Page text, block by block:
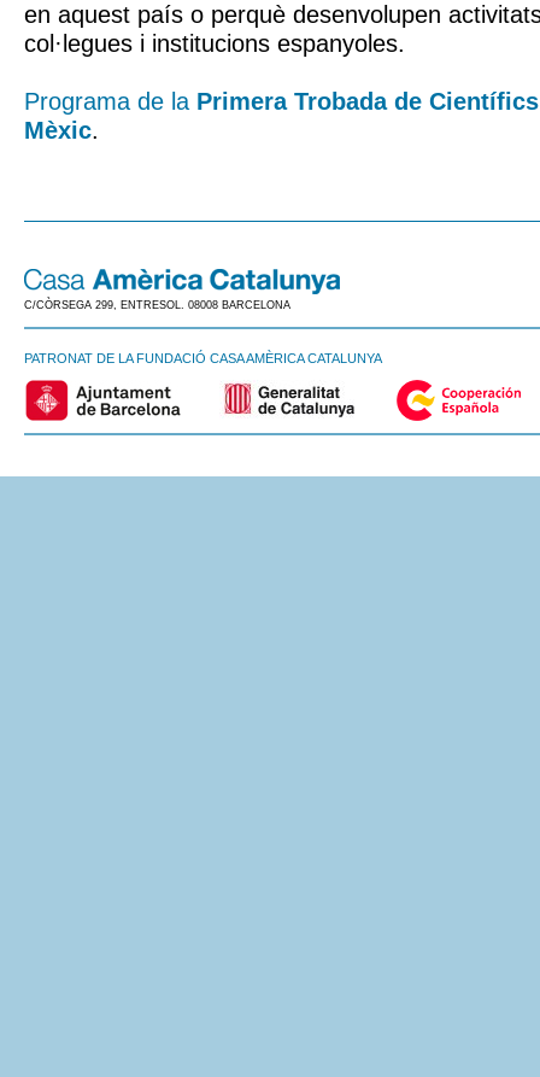
en aquest país o perquè desenvolupen
col·legues i institucions espanyoles.
Programa de la Primera Trobada de
Mèxic.
C/CÒRSEGA 299, ENTRESOL. 08008 BARCELONA
PATRONAT DE LA FUNDACIÓ CASA AMÈRICA CATALUNYA